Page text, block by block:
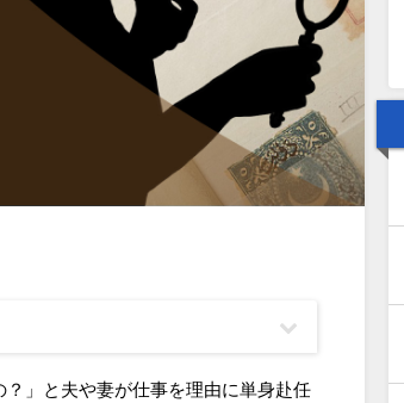
」と夫や妻が仕事を理由に単身赴任